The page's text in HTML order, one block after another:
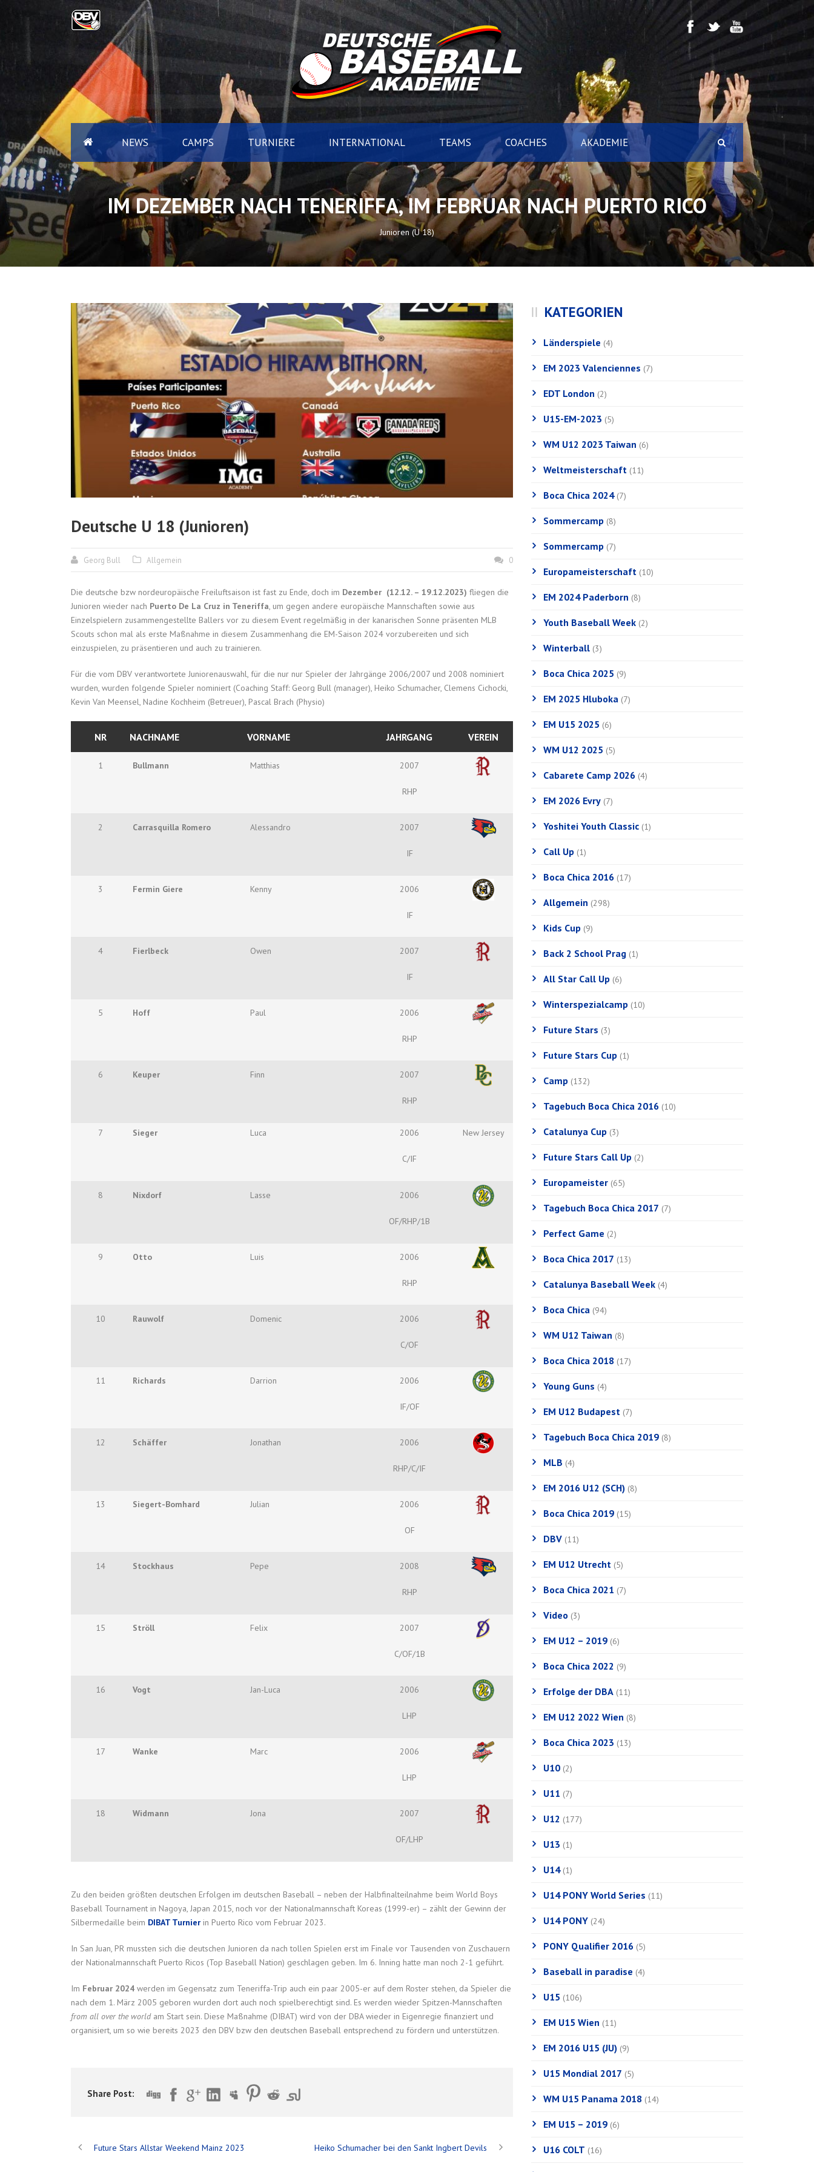
NEWS CAMPS TURNIERE INTERNATIONAL TEAMS COACHES AKADEMIE
IM DEZEMBER NACH TENERIFFA, IM FEBRUAR NACH PUERTO RICO
Junioren (U 18)
Deutsche U 18 (Junioren)
Georg Bull Allgemein 0
Die deutsche bzw nordeuropäische Freiluftsaison ist fast zu Ende, doch im Dezember (12.12. – 19.12.2023) fliegen die
Junioren wieder nach Puerto De La Cruz in Teneriffa, um gegen andere europäische Mannschaften sowie aus
Einzelspielern zusammengestellte Ballers vor zu diesem Event regelmäßig in der kanarischen Sonne präsenten MLB
Scouts schon mal als erste Maßnahme in diesem Zusammenhang die EM-Saison 2024 vorzubereiten und sich
einzuspielen, zu präsentieren und auch zu trainieren.
Für die vom DBV verantwortete Juniorenauswahl, für die nur nur Spieler der Jahrgänge 2006/2007 und 2008 nominiert
wurden, wurden folgende Spieler nominiert (Coaching Staff: Georg Bull (manager), Heiko Schumacher, Clemens Cichocki,
Kevin Van Meensel, Nadine Kochheim (Betreuer), Pascal Brach (Physio)
NR NACHNAME VORNAME JAHRGANG VEREIN
1 Bullmann Matthias 2007
RHP
2 Carrasquilla Romero Alessandro 2007
IF
3 Fermin Giere Kenny 2006
IF
4 Fierlbeck Owen 2007
IF
5 Hoff Paul 2006
RHP
6 Keuper Finn 2007
RHP
7 Sieger Luca 2006
C/IF
New Jersey
8 Nixdorf Lasse 2006
OF/RHP/1B
9 Otto Luis 2006
RHP
10 Rauwolf Domenic 2006
C/OF
11 Richards Darrion 2006
IF/OF
12 Schäffer Jonathan 2006
RHP/C/IF
13 Siegert-Bomhard Julian 2006
OF
14 Stockhaus Pepe 2008
RHP
15 Ströll Felix 2007
C/OF/1B
16 Vogt Jan-Luca 2006
LHP
17 Wanke Marc 2006
LHP
18 Widmann Jona 2007
OF/LHP
Zu den beiden größten deutschen Erfolgen im deutschen Baseball – neben der Halbfinalteilnahme beim World Boys
Baseball Tournament in Nagoya, Japan 2015, noch vor der Nationalmannschaft Koreas (1999-er) – zählt der Gewinn der
Silbermedaille beim DIBAT Turnier in Puerto Rico vom Februar 2023.
In San Juan, PR mussten sich die deutschen Junioren da nach tollen Spielen erst im Finale vor Tausenden von Zuschauern
der Nationalmannschaft Puerto Ricos (Top Baseball Nation) geschlagen geben. Im 6. Inning hatte man noch 2-1 geführt.
Im Februar 2024 werden im Gegensatz zum Teneriffa-Trip auch ein paar 2005-er auf dem Roster stehen, da Spieler die
nach dem 1. März 2005 geboren wurden dort auch noch spielberechtigt sind. Es werden wieder Spitzen-Mannschaften
from all over the worldam Start sein. Diese Maßnahme (DIBAT) wird von der DBA wieder in Eigenregie finanziert und
organisiert, um so wie bereits 2023 den DBV bzw den deutschen Baseball entsprechend zu fördern und unterstützen.
Share Post:
Future Stars Allstar Weekend Mainz 2023 Heiko Schumacher bei den Sankt Ingbert Devils
KATEGORIEN
Länderspiele (4)
EM 2023 Valenciennes (7)
EDT London (2)
U15-EM-2023 (5)
WM U12 2023 Taiwan (6)
Weltmeisterschaft (11)
Boca Chica 2024(7)
Sommercamp (8)
Sommercamp (7)
Europameisterschaft (10)
EM 2024 Paderborn (8)
Youth Baseball Week (2)
Winterball (3)
Boca Chica 2025 (9)
EM 2025 Hluboka (7)
EM U15 2025 (6)
WM U12 2025 (5)
Cabarete Camp 2026 (4)
EM 2026 Evry (7)
Yoshitei Youth Classic (1)
Call Up (1)
Boca Chica 2016 (17)
Allgemein (298)
Kids Cup (9)
Back 2 School Prag (1)
All Star Call Up (6)
Winterspezialcamp (10)
Future Stars (3)
Future Stars Cup (1)
Camp (132)
Tagebuch Boca Chica 2016 (10)
Catalunya Cup (3)
Future Stars Call Up (2)
Europameister (65)
Tagebuch Boca Chica 2017 (7)
Perfect Game (2)
Boca Chica 2017 (13)
Catalunya Baseball Week (4)
Boca Chica (94)
WM U12 Taiwan (8)
Boca Chica 2018 (17)
Young Guns (4)
EM U12 Budapest (7)
Tagebuch Boca Chica 2019 (8)
MLB (4)
EM 2016 U12 (SCH) (8)
Boca Chica 2019 (15)
DBV (11)
EM U12 Utrecht (5)
Boca Chica 2021 (7)
Video (3)
EM U12 – 2019 (6)
Boca Chica 2022 (9)
Erfolge der DBA (11)
EM U12 2022 Wien (8)
Boca Chica 2023 (13)
U10 (2)
U11 (7)
U12 (177)
U13 (1)
U14(1)
U14 PONY World Series (11)
U14 PONY (24)
PONY Qualifier 2016 (5)
Baseball in paradise (4)
U15 (106)
EM U15 Wien (11)
EM 2016 U15 (JU) (9)
U15 Mondial 2017 (5)
WM U15 Panama 2018 (14)
EM U15 – 2019 (6)
U16 COLT (16)